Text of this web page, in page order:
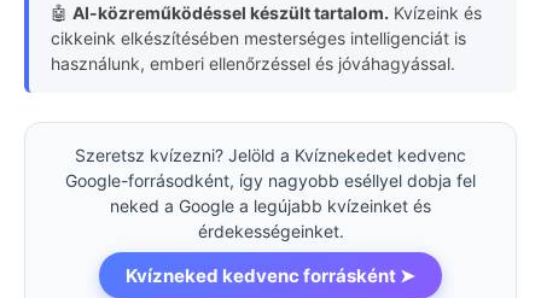
🤖 AI-közreműködéssel készült tartalom. Kvízeink és
cikkeink elkészítésében mesterséges intelligenciát is
használunk, emberi ellenőrzéssel és jóváhagyással.
Szeretsz kvízezni? Jelöld a Kvíznekedet kedvenc
Google-forrásodként, így nagyobb eséllyel dobja fel
neked a Google a legújabb kvízeinket és
érdekességeinket.
Kvízneked kedvenc forrásként ➤